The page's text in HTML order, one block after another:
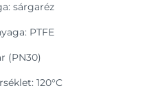
sárgaréz
PTFE
(PN30)
120°C